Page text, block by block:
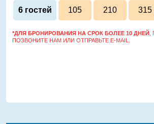
6 гостей 105 210 315
*ДЛЯ БРОНИРОВАНИЯ НА СРОК БОЛЕЕ 10 ДНЕЙ
ПОЗВОНИТЕ НАМ ИЛИ ОТПРАВЬТЕ E-MAIL.